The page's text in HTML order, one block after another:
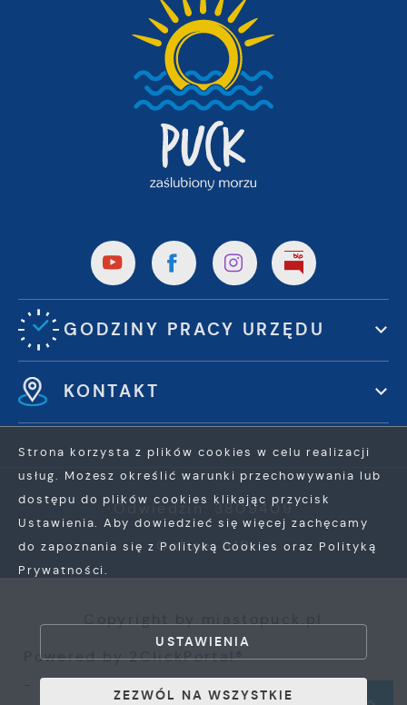
GODZINY PRACY URZĘDU
KONTAKT
Odwiedzin: 3809409
Online: 319
Powered by2ClickPortal®
- Portale nowej generacji
Strona korzysta z plików cookies w celu realizacji
usług. Możesz określić warunki przechowywania lub
dostępu do plików cookies klikając przycisk
Ustawienia. Aby dowiedzieć się więcej zachęcamy
do zapoznania się z Polityką Cookies oraz Polityką
Prywatności.
USTAWIENIA
ZEZWÓL NA WSZYSTKIE
ZEZWÓL NA WSZYSTKIE